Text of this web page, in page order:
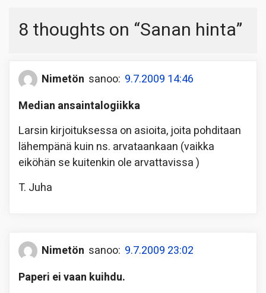
8 thoughts on “Sanan hinta”
Nimetön sanoo: 9.7.2009 14:46
Median ansaintalogiikka
Larsin kirjoituksessa on asioita, joita pohditaan
lähempänä kuin ns. arvataankaan (vaikka
eiköhän se kuitenkin ole arvattavissa)
T. Juha
Nimetön sanoo: 9.7.2009 23:02
Paperi ei vaan kuihdu.